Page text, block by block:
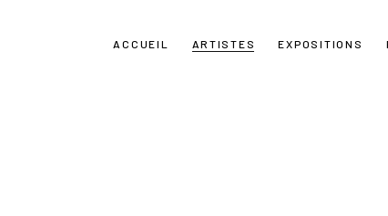
ACCUEIL ARTISTES EXPOSITIONS